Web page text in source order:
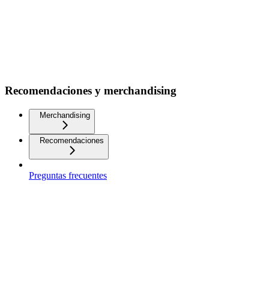
Recomendaciones y merchandising
Merchandising
Recomendaciones
Preguntas frecuentes